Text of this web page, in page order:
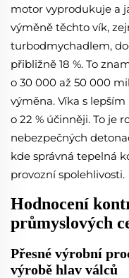
motor vyprodukuje a
výměně těchto vík,
turbodmychadlem,
přibližně 18 %. To
o 30 000 až 50 000
výměna. Víka s
o 22 % účinněji. To je
nebezpečných
kde správná tepelná
provozní spolehlivosti.
Hodnocení
průmyslových
Přesné výrobní
výrobě hlav válců